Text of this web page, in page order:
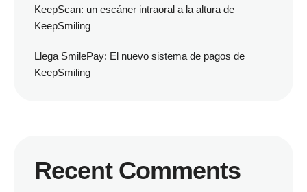
KeepScan: un escáner intraoral a la altura de
KeepSmiling
Llega SmilePay: El nuevo sistema de pagos de
KeepSmiling
Recent Comments